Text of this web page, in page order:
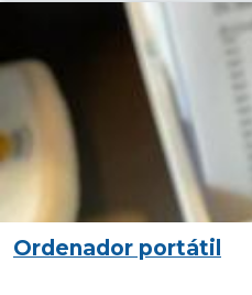
Ordenador portátil